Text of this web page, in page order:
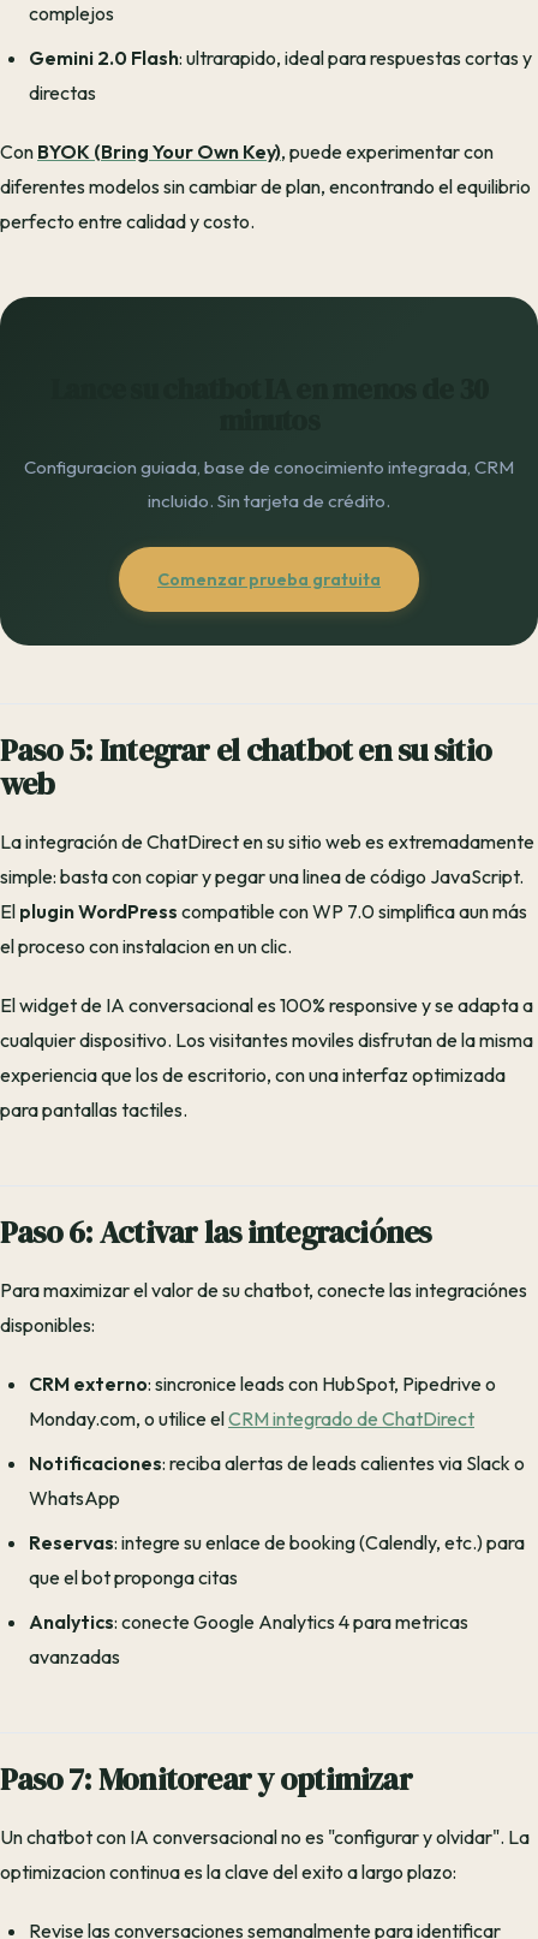
complejos
Gemini 2.0 Flash: ultrarapido, ideal para respuestas cortas y
directas
Con BYOK (Bring Your Own Key), puede experimentar con
diferentes modelos sin cambiar de plan, encontrando el equilibrio
perfecto entre calidad y costo.
Configuracion guiada, base de conocimiento integrada, CRM
incluido. Sin tarjeta de crédito.
Comenzar prueba gratuita
Paso 5: Integrar el chatbot en su sitio
web
La integración de ChatDirect en su sitio web es extremadamente
simple: basta con copiar y pegar una linea de código JavaScript.
El plugin WordPress compatible con WP 7.0 simplifica aun más
el proceso con instalacion en un clic.
El widget de IA conversacional es 100% responsive y se adapta a
cualquier dispositivo. Los visitantes moviles disfrutan de la misma
experiencia que los de escritorio, con una interfaz optimizada
para pantallas tactiles.
Paso 6: Activar las integraciónes
Para maximizar el valor de su chatbot, conecte las integraciónes
disponibles:
CRM externo: sincronice leads con HubSpot, Pipedrive o
Monday.com, o utilice elCRM integrado de ChatDirect
Notificaciones: reciba alertas de leads calientes via Slack o
WhatsApp
Reservas: integre su enlace de booking (Calendly, etc.) para
que el bot proponga citas
Analytics: conecte Google Analytics 4 para metricas
avanzadas
Paso 7: Monitorear y optimizar
Un chatbot con IA conversacional no es "configurar y olvidar". La
optimizacion continua es la clave del exito a largo plazo:
Revise las conversaciones semanalmente para identificar